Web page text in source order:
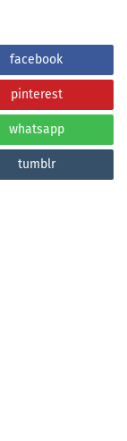
facebook
pinterest
whatsapp
tumblr